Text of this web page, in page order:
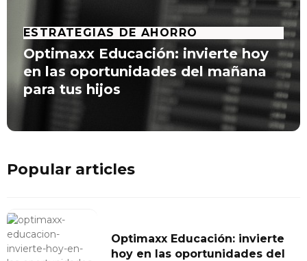
ESTRATEGIAS DE AHORRO
Optimaxx Educación: invierte hoy
en las oportunidades del mañana
para tus hijos
Popular articles
Optimaxx Educación: invierte
hoy en las oportunidades del